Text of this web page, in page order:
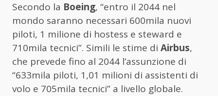
Secondo la Boeing, “entro il 2044 nel
mondo saranno necessari 600mila nuovi
piloti, 1 milione di hostess e steward e
710mila tecnici”. Simili le stime di Airbus,
che prevede fino al 2044 l’assunzione di
“633mila piloti, 1,01 milioni di assistenti di
volo e 705mila tecnici” a livello globale.